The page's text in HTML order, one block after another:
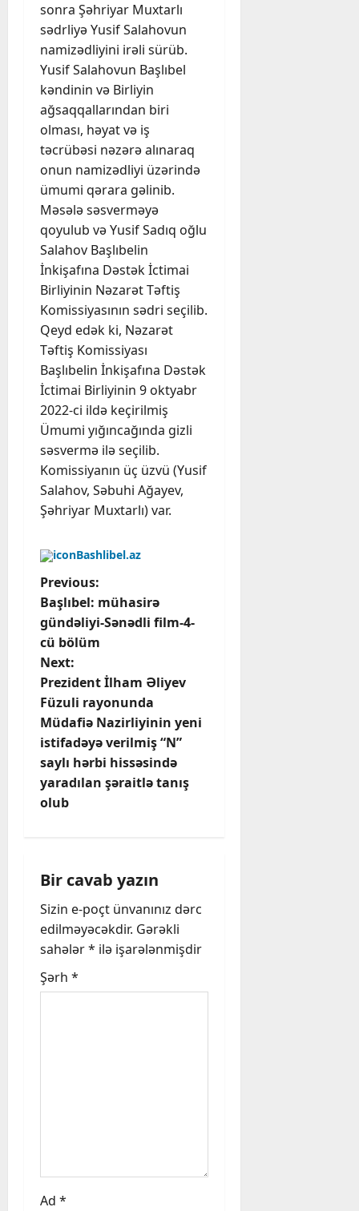
sonra Şəhriyar Muxtarlı
sədrliyə Yusif Salahovun
namizədliyini irəli sürüb.
Yusif Salahovun Başlıbel
kəndinin və Birliyin
ağsaqqallarından biri
olması, həyat və iş
təcrübəsi nəzərə alınaraq
onun namizədliyi üzərində
ümumi qərara gəlinib.
Məsələ səsverməyə
qoyulub və Yusif Sadıq oğlu
Salahov Başlıbelin
İnkişafına Dəstək İctimai
Birliyinin Nəzarət Təftiş
Komissiyasının sədri seçilib.
Qeyd edək ki, Nəzarət
Təftiş Komissiyası
Başlıbelin İnkişafına Dəstək
İctimai Birliyinin 9 oktyabr
2022-ci ildə keçirilmiş
Ümumi yığıncağında gizli
səsvermə ilə seçilib.
Komissiyanın üç üzvü (Yusif
Salahov, Səbuhi Ağayev,
Şəhriyar Muxtarlı) var.
Bashlibel.az
P
o
s
t
n
a
v
a
t
i
o
Previous:
Başlıbel: mühasirə
gündəliyi-Sənədli film-4-
cü bölüm
Next:
Prezident İlham Əliyev
Füzuli rayonunda
Müdafiə Nazirliyinin yeni
istifadəyə verilmiş “N”
saylı hərbi hissəsində
yaradılan şəraitlə tanış
olub
Bir cavab yazın
Sizin e-poçt ünvanınız dərc
edilməyəcəkdir. Gərəkli
sahələr* ilə işarələnmişdir
Şərh *
Ad *